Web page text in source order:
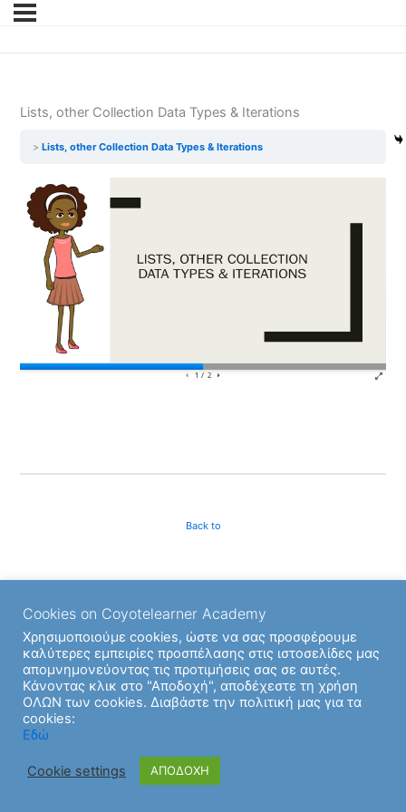
Lists, other Collection Data Types & Iterations
Lists, other Collection Data Types & Iterations
Back to
Cookies on Coyotelearner Academy
Χρησιμοποιούμε cookies, ώστε να σας προσφέρουμε
καλύτερες εμπειρίες προσπέλασης στις ιστοσελίδες μας
απομνημονεύοντας τις προτιμήσεις σας σε αυτές.
Κάνοντας κλικ στο "Αποδοχή", αποδέχεστε τη χρήση
ΟΛΩΝ των cookies. Διαβάστε την πολιτική μας για τα
cookies:
Εδώ
Cookie settings ΑΠΟΔΟΧΗ